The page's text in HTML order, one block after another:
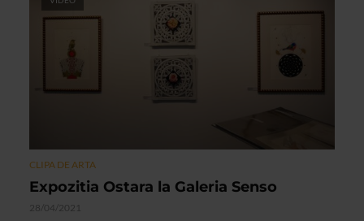
CLIPA DE ARTA
Expozitia Ostara la Galeria Senso
28/04/2021